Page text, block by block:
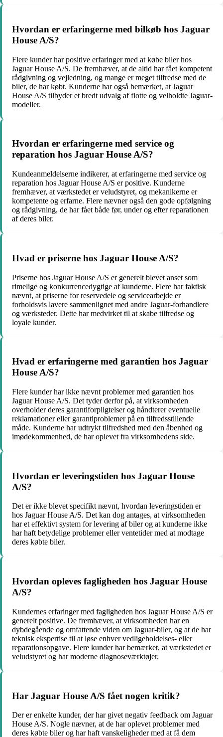
Hvordan er erfaringerne med bilkøb hos Jaguar
House A/S?
Flere kunder har positive erfaringer med at købe biler hos
Jaguar House A/S. De fremhæver, at de altid har fået kompetent
rådgivning og vejledning, og mange er meget tilfredse med de
biler, de har købt. Kunderne har også bemærket, at Jaguar
House A/S tilbyder et bredt udvalg af flotte og velholdte Jaguar-
modeller.
Hvordan er erfaringerne med service og
reparation hos Jaguar House A/S?
Kundeanmeldelserne indikerer, at erfaringerne med service og
reparation hos Jaguar House A/S er positive. Kunderne
fremhæver, at værkstedet er veludstyret, og mekanikerne er
kompetente og erfarne. Flere nævner også den gode opfølgning
og rådgivning, de har fået både før, under og efter reparationen
af deres biler.
Hvad er priserne hos Jaguar House A/S?
Priserne hos Jaguar House A/S er generelt blevet anset som
rimelige og konkurrencedygtige af kunderne. Flere har faktisk
nævnt, at priserne for reservedele og servicearbejde er
forholdsvis lavere sammenlignet med andre Jaguar-forhandlere
og værksteder. Dette har medvirket til at skabe tilfredse og
loyale kunder.
Hvad er erfaringerne med garantien hos Jaguar
House A/S?
Flere kunder har ikke nævnt problemer med garantien hos
Jaguar House A/S. Det tyder derfor på, at virksomheden
overholder deres garantiforpligtelser og håndterer eventuelle
reklamationer eller garantiproblemer på en tilfredsstillende
måde. Kunderne har udtrykt tilfredshed med den åbenhed og
imødekommenhed, de har oplevet fra virksomhedens side.
Hvordan er leveringstiden hos Jaguar House
A/S?
Det er ikke blevet specifikt nævnt, hvordan leveringstiden er
hos Jaguar House A/S. Det kan dog antages, at virksomheden
har et effektivt system for levering af biler og at kunderne ikke
har haft betydelige problemer eller ventetider med at modtage
deres købte biler.
Hvordan opleves fagligheden hos Jaguar House
A/S?
Kundernes erfaringer med fagligheden hos Jaguar House A/S er
generelt positive. De fremhæver, at virksomheden har en
dybdegående og omfattende viden om Jaguar-biler, og at de har
teknisk ekspertise til at løse enhver vedligeholdelses- eller
reparationsopgave. Flere kunder har bemærket, at værkstedet er
veludstyret og har moderne diagnoseværktøjer.
Har Jaguar House A/S fået nogen kritik?
Der er enkelte kunder, der har givet negativ feedback om Jaguar
House A/S. Nogle nævner, at de har oplevet problemer med
deres købte biler og har haft vanskeligheder med at få dem